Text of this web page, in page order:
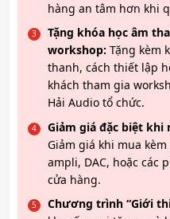
hàng an tâm hơn khi
Tặng khóa học âm
workshop: Tặng kèm
thanh, cách thiết lập
khách tham gia
Hải Audio tổ chức.
Giảm giá đặc biệt khi
Giảm giá khi mua
ampli, DAC, hoặc các
cửa hàng.
Chương trình “Giới